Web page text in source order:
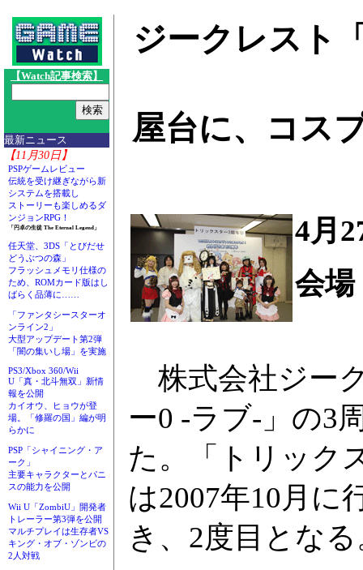
【Watch記事検索】
最新ニュース
【11月30日】
PSPゲームレビュー
伝統を受け継ぎながら新
システムを搭載し
ストーリーも楽しめるダ
ンジョンRPG！
「円卓の生徒 The Eternal Legend」
任天堂、3DS「とびだせ
どうぶつの森」
フラッシュメモリ仕様の
ため、ROMカード版はし
ばらく品薄に……
「ファンタシースターオ
ンライン2」
大型アップデート第2弾
「闇の集いし場」を実施
PS3/Xbox 360/Wii
U「真・北斗無双」新情
報を公開
カイオウ、ヒョウが登
場。「修羅の国」編が明
らかに
PSP「シャイニング・ア
ーク」
主要キャラクターとパニ
スの能力を公開
Wii U「ZombiU」開発者
トレーラー第3弾を公開
マルチプレイは生存者VS
キング・オブ・ゾンビの
2人対戦
ジークレスト
屋台に、コス
4月
会
株式会社ジー
ー0 -ラブ-」の3
た。「トリック
は2007年10月に
き、2度目とな